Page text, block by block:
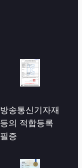
방송통신기자재
등의 적합등록
필증